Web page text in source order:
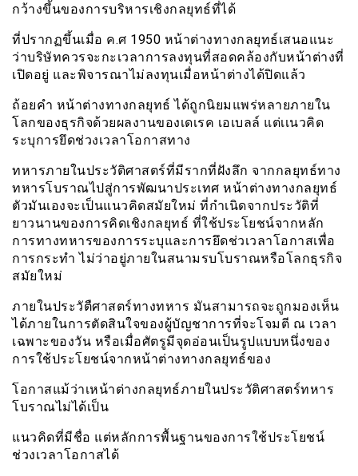
กว้างขึ้นของการบริหารเชิงกลยุทธ์ที่ได้
ที่ปรากฏขึ้นเมื่อ ค.ศ 1950 หน้าต่างทางกลยุทธ์เสนอแนะ
ว่าบริษัทควรจะกะเวลาการลงทุนที่สอดคล้องกับหน้าต่างที่
เปิดอยู่ และพิจารณาไม่ลงทุนเมื่อหน้าต่างได้ปิดแล้ว
ถ้อยคำ หน้าต่างทางกลยุทธ์ ได้ถูกนิยมแพร่หลายภายใน
โลกของธุรกิจด้วยผลงานของเดเรค เอเบลล์ แต่เเนวคิด
ระบุการยึดช่วงเวลาโอกาสทาง
ทหารภายในประวัติศาสตร์ที่มีรากที่ฝังลึก จากกลยุทธ์ทาง
ทหารโบราณไปสู่การพัฒนาประเทศ หน้าต่างทางกลยุทธ์
ตัวมันเองจะเป็นแนวคิดสมัยใหม่ ที่กำเนิดจากประวัติที่
ยาวนานของการคิดเชิงกลยุทธ์ ที่ใช้ประโยชน์จากหลัก
การทางทหารของการระบุและการยึดช่วเวลาโอกาสเพื่อ
การกระทำ ไม่ว่าอยู่ภายในสนามรบโบราณหรือโลกธุรกิจ
สมัยใหม่
ภายในประวัตืศาสตร์ทางทหาร มันสามารถจะถูกมองเห็น
ได้ภายในการตัดสินใจของผู้บัญชาการที่จะโจมตี ณ เวลา
เฉพาะของวัน หรือเมื่อศัตรูมีจุดอ่อนเป็นรูปแบบหนึ่งของ
การใช้ประโยชน์จากหน้าต่างทางกลยุทธ์ของ
โอกาสแม้ว่าเหน้าต่างกลยุทธ์ภายในประวัติศาสตร์ทหาร
โบราณไม่ได้เป็น
แนวคิดที่มีชื่อ แต่หลักการพื้นฐานของการใช้ประโยชน์
ช่วงเวลาโอกาสได้